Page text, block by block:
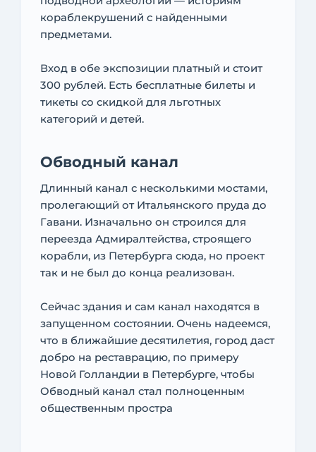
кораблекрушений с найденными
предметами.
Вход в обе экспозиции платный и стоит
300 рублей. Есть бесплатные билеты и
тикеты со скидкой для льготных
категорий и детей.
Обводный канал
Длинный канал с несколькими мостами,
пролегающий от Итальянского пруда до
Гавани. Изначально он строился для
переезда Адмиралтейства, строящего
корабли, из Петербурга сюда, но проект
так и не был до конца реализован.
Сейчас здания и сам канал находятся в
запущенном состоянии. Очень надеемся,
что в ближайшие десятилетия, город даст
добро на реставрацию, по примеру
Новой Голландии в Петербурге, чтобы
Обводный канал стал полноценным
общественным простра